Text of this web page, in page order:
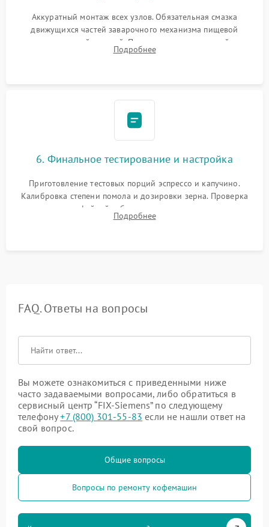
Аккуратный монтаж всех узлов. Обязательная смазка
движущихся частей заварочного механизма пищевой
силиконовой смазкой. Проведение программной
декальцинации и очистки системы от кофейных масел.
Подробнее
6. Финальное тестирование и настройка
Приготовление тестовых порций эспрессо и капучино.
Калибровка степени помола и дозировки зерна. Проверка
плотности кофейной таблетки, температуры напитка и
качества молочной пены. Контроль отсутствия посторонних
Подробнее
FAQ. Ответы на вопросы
Вы можете ознакомиться с приведенными ниже
часто задаваемыми вопросами, либо обратиться в
сервисный центр “FIX-Siemens” по следующему
телефону+7 (800) 301-55-83 если не нашли ответ на
свой вопрос.
Общие вопросы
Вопросы по ремонту кофемашин